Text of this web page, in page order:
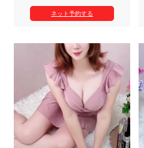
ネット予約する